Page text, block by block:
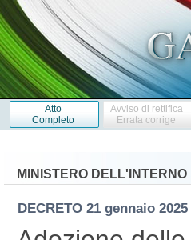
Atto
Completo
Avviso di rettifica
Errata corrige
MINISTERO DELL'INTERNO
DECRETO 21 gennaio 2025